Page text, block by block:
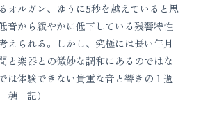
オルガン、ゆうに5秒を越えていると思
音から緩やかに低下している残響特性
えられる。しかし、究極には長い年月
と楽器との微妙な調和にあるのではな
は体験できない貴重な音と響きの１週
穂 記）